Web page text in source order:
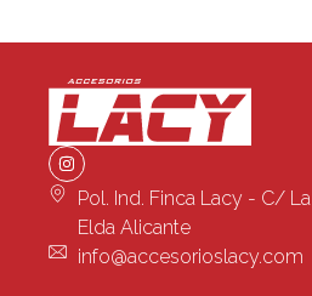
Pol. Ind. Finca Lacy - C/
Elda Alicante
info@accesorioslacy.com